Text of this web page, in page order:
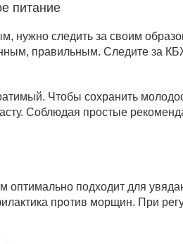
питание
нужно следить за своим
правильным. Следите за
Чтобы сохранить
Соблюдая простые
подходит для
против морщин. При